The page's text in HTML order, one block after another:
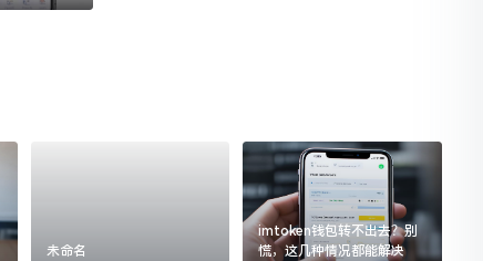
未命名
imtoken钱包转不出去？别
慌，这几种情况都能解决